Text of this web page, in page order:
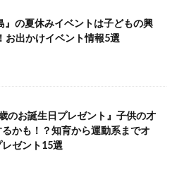
』の夏休みイベントは子どもの興
お出かけイベント情報5選
のお誕生日プレゼント』子供の才
かも！？知育から運動系までオ
レゼント15選